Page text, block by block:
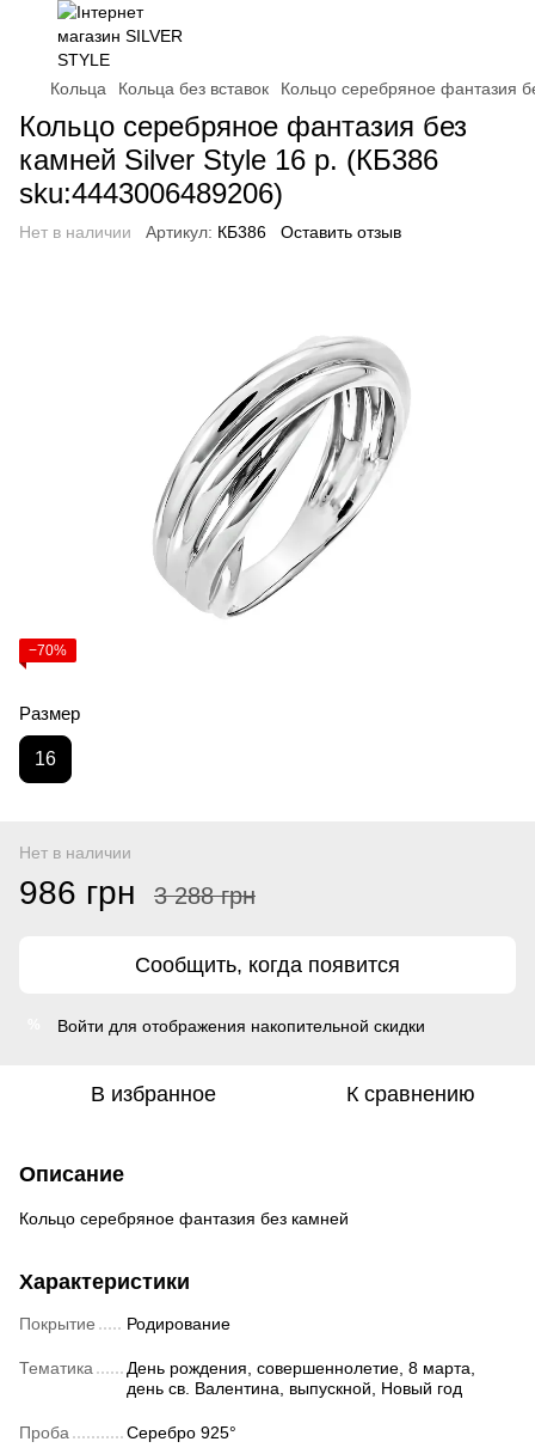
Кольца Кольца без вставок Кольцо серебряное фантазия
Кольцо серебряное фантазия без
камней Silver Style 16 р. (КБ386
sku:4443006489206)
Нет в наличии Артикул: КБ386 Оставить отзыв
−70%
Размер
16
Нет в наличии
986 грн 3 288 грн
Сообщить, когда появится
Войти для отображения накопительной скидки
В избранное К сравнению
Описание
Кольцо серебряное фантазия без камней
Характеристики
Покрытие Родирование
Тематика
День рождения, совершеннолетие, 8 марта,
день св. Валентина, выпускной, Новый год
Проба Серебро 925°